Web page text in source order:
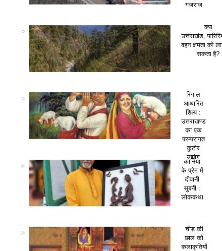
गजराज
क्या
उत्तराखंड,
वहन क्षमता को
सकता है?
रिंगाल
आधारित
शिल्प :
उत्तराखण्ड
का एक
परम्परागत
कुटीर
उद्योग
कानिया
के प्रेम में
दीवानी
सुबनी :
लोककथा
चीड़ की
छाल को
कलाकृतियों